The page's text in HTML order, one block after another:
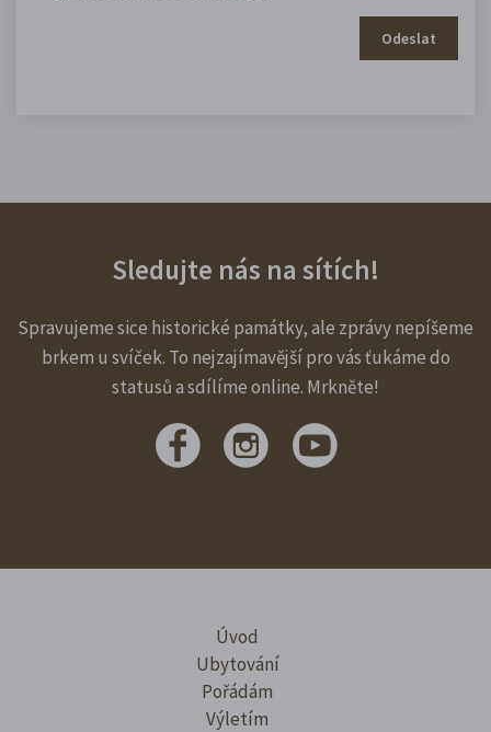
Odeslat
Sledujte nás na sítích!
Spravujeme sice historické památky, ale zprávy nepíšeme
brkem u svíček. To nejzajímavější pro vás ťukáme do
statusů a sdílíme online. Mrkněte!
Úvod
Ubytování
Pořádám
Výletím